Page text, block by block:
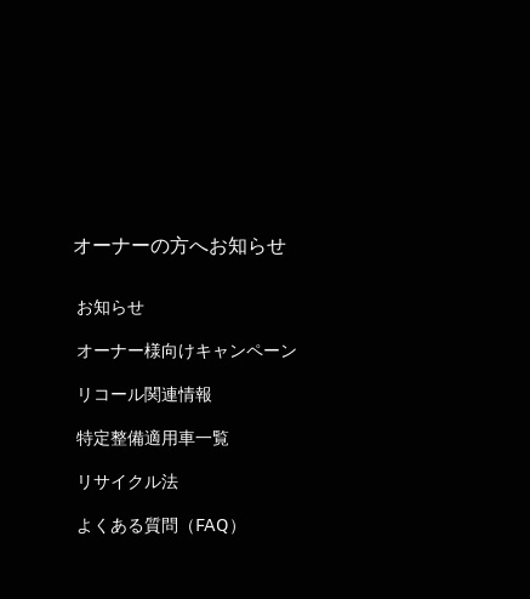
オーナーの方へお知らせ
お知らせ
オーナー様向けキャンペーン
リコール関連情報
特定整備適用車一覧
リサイクル法
よくある質問（FAQ）